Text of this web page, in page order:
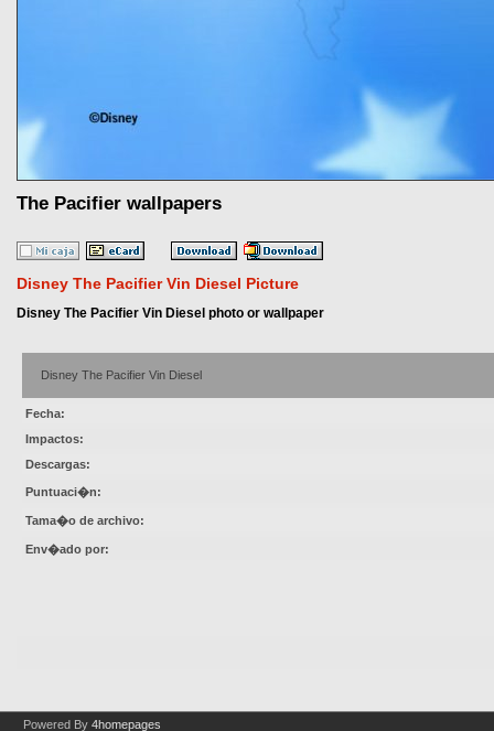
The Pacifier wallpapers
Disney The Pacifier Vin Diesel Picture
Disney The Pacifier Vin Diesel photo or wallpaper
Disney The Pacifier Vin Diesel
Fecha:
Impactos:
Descargas:
Puntuaci�n:
Tama�o de archivo:
Env�ado por:
Powered By 4homepages